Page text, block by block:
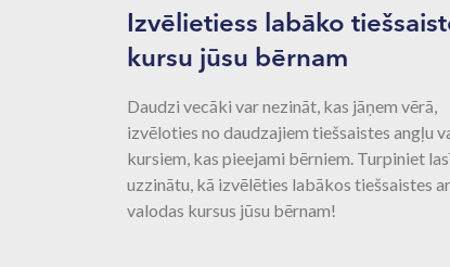
Izvēlietiess labāko
kursu jūsu bērnam
Daudzi vecāki var nezināt, kas jāņem vērā,
izvēloties no daudzajiem tiešsaistes angļu
kursiem, kas pieejami bērniem. Turpiniet
uzzinātu, kā izvēlēties labākos tiešsaistes
valodas kursus jūsu bērnam!